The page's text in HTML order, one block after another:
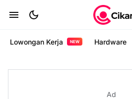
Lowongan Kerja NEW Hardware
Ad